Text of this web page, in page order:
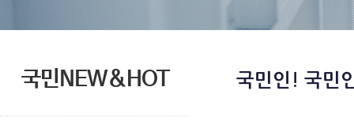
국민NEW&HOT 국민인! 국민